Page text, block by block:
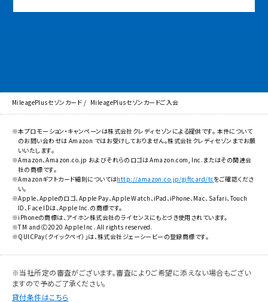
MileagePlusセゾンカード MileagePlusセゾンカードご入会
本プロモーション・キャンペーンは株式会社クレディセゾンによる提供です。 本件について
のお問い合わせは Amazon ではお受けしておりません。株式会社クレディセゾンまでお願
いいたします。
Amazon、Amazon.co.jp およびそれらのロゴは Amazon.com, Inc.またはその関連会
社の商標です。
Amazonギフトカード細則についてはhttp://amazon.co.jp/giftcard/tcをご確認くださ
い。
Apple、Appleのロゴ、Apple Pay、Apple Watch、iPad、iPhone、Mac、Safari、Touch
ID、Face IDは、Apple Inc.の商標です。
iPhoneの商標は、アイホン株式会社のライセンスにもとづき使用されています。
TM and Ⓒ2020 Apple Inc. All rights reserved.
QUICPay（クイックペイ）」は、株式会社ジェーシービーの登録商標です。
※当社所定の審査がございます。審査によりご希望に添えない場合もござい
ますので予めご了承ください。
貸付条件はこちら